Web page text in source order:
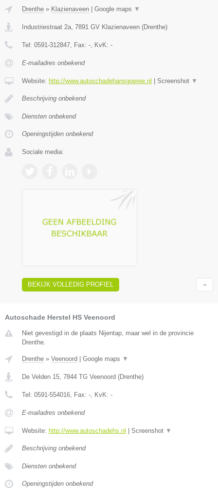
Drenthe » Klazienaveen Google maps ▼
Industriestraat 2a 7891 GV Klazienaveen (Drenthe)
Tel: 0591-312847 , Fax: - , KvK: -
E-mailadres onbekend
Website: http://www.autoschadehansgoeree.nl Screenshot ▼
Beschrijving onbekend
Diensten onbekend
Openingstijden onbekend
Sociale media:
BEKIJK VOLLEDIG PROFIEL
Autoschade Herstel HS Veenoord
Niet gevestigd in de plaats Nijentap, maar wel in de provincie
Drenthe.
Drenthe » Veenoord | Google maps ▼
De Velden 15 7844 TG Veenoord (Drenthe)
Tel: 0591-554016 , Fax: - , KvK: -
E-mailadres onbekend
Website: http://www.autoschadehs.nl | Screenshot ▼
Beschrijving onbekend
Diensten onbekend
Openingstijden onbekend